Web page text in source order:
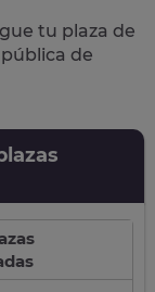
tu plaza de
de